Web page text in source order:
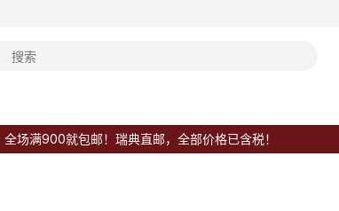
全场满900就包邮！瑞典直邮，全部价格已含税！